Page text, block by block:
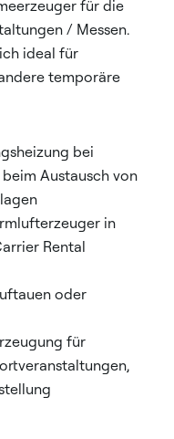
für die
/ Messen.
ideal für
temporäre
bei
Austausch von
in
Rental
oder
für